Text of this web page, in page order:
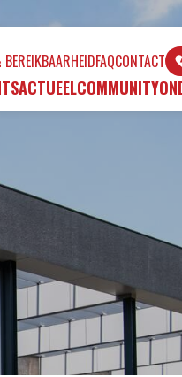
ACTUEELCOMMUNITY
FAQCONTACT